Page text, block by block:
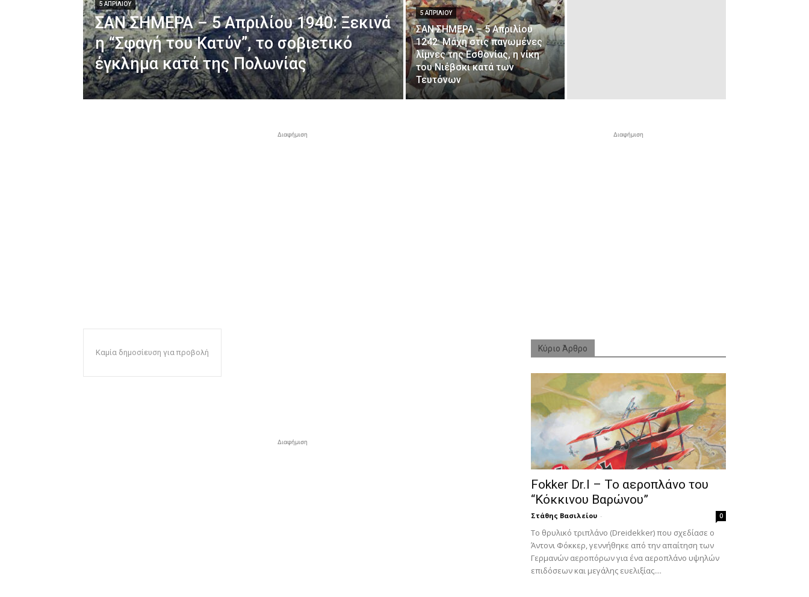
5 ΑΠΡΙΛΊΟΥ
ΣΑΝ ΣΗΜΕΡΑ – 5 Απριλίου 1940: Ξεκινά
η “Σφαγή του Κατύν”, το σοβιετικό
έγκλημα κατά της Πολωνίας
5 ΑΠΡΙΛΊΟΥ
ΣΑΝ ΣΗΜΕΡΑ – 5 Απριλίου
1242: Μάχη στις παγωμένες
λίμνες της Εσθονίας, η νίκη
του Νιέβσκι κατά των
Τευτόνων
Διαφήμιση
Καμία δημοσίευση για προβολή
Διαφήμιση
Διαφήμιση
Κύριο Άρθρο
Fokker Dr.I – To αεροπλάνο του
“Κόκκινου Βαρώνου”
Στάθης Βασιλείου - 0
Tο θρυλικό τριπλάνο (Dreidekker) που σχεδίασε ο
Άντονι Φόκκερ, γεννήθηκε από την απαίτηση των
Γερμανών αεροπόρων για ένα αεροπλάνο υψηλών
επιδόσεων και μεγάλης ευελιξίας....